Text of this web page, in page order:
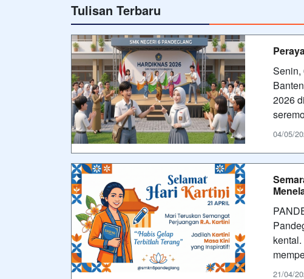
Jangan takut untuk memulai kecil,
Tulisan Terbaru
Senin,
2026
04/05/
21/04/